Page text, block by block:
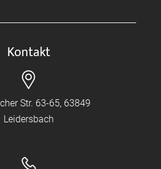
Kontakt
Str. 63-65, 63849
Leidersbach